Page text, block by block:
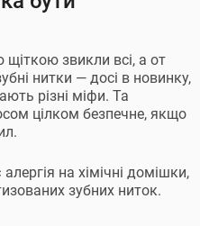
звикли всі, а от
нитки — досі в новинку,
різні міфи. Та
цілком безпечне, якщо
на хімічні домішки,
зубних ниток.